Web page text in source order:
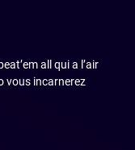
all qui a l’air
vous incarnerez